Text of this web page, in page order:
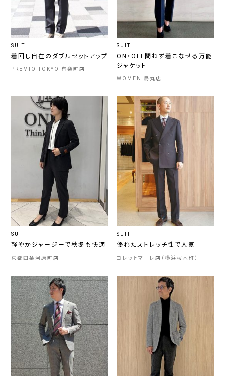
SUIT
着回し自在のダブルセットアップ
PREMIO TOKYO 有楽町店
SUIT
ON・OFF問わず着こなせる万能
ジャケット
WOMEN 烏丸店
SUIT
軽やかジャージーで秋冬も快適
京都四条河原町店
SUIT
優れたストレッチ性で人気
コレットマーレ店（横浜桜木町）